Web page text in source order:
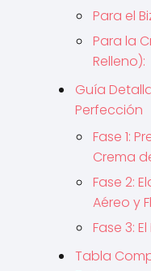
Para el
Para la
Relleno):
Guía
Perfección
Fase 1:
Crema
Fase 2:
Aéreo y
Fase 3:
Tabla